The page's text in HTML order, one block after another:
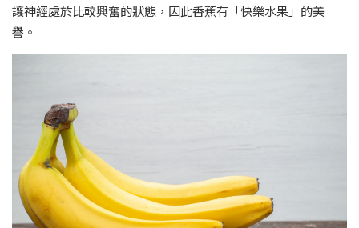
讓神經處於比較興奮的狀態，因此香蕉有「快樂水果」的美
譽。